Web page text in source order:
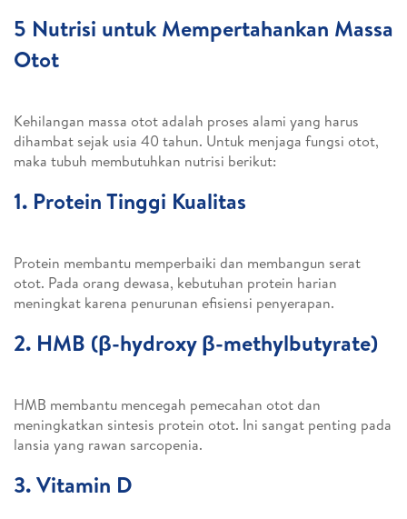
5 Nutrisi untuk Mempertahankan Massa
Otot
Kehilangan massa otot adalah proses alami yang harus
dihambat sejak usia 40 tahun. Untuk menjaga fungsi otot,
maka tubuh membutuhkan nutrisi berikut:
1. Protein Tinggi Kualitas
Protein membantu memperbaiki dan membangun serat
otot. Pada orang dewasa, kebutuhan protein harian
meningkat karena penurunan efisiensi penyerapan.
2. HMB (β-hydroxy β-methylbutyrate)
HMB membantu mencegah pemecahan otot dan
meningkatkan sintesis protein otot. Ini sangat penting pada
lansia yang rawan sarcopenia.
3. Vitamin D